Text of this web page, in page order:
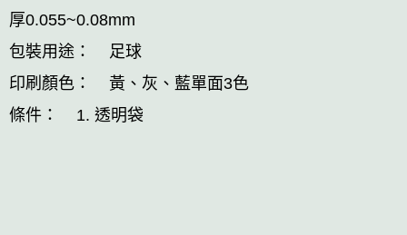
厚0.055~0.08mm
包裝用途： 足球
印刷顏色： 黃、灰、藍單面3色
條件： 1. 透明袋